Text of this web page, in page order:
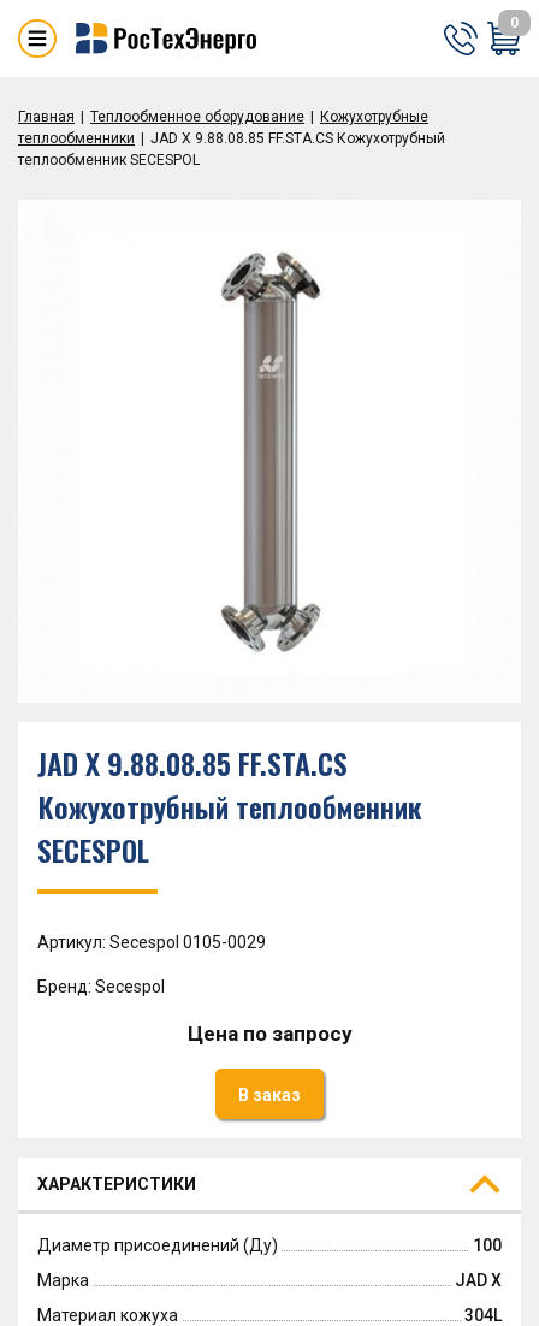
0
Главная Теплообменное оборудование
Кожухотрубные
теплообменники
JAD X 9.88.08.85 FF.STA.CS Кожухотрубный
теплообменник SECESPOL
JAD X 9.88.08.85 FF.STA.CS
Кожухотрубный теплообменник
SECESPOL
Артикул: Secespol 0105-0029
Бренд: Secespol
Цена по запросу
В заказ
ХАРАКТЕРИСТИКИ
Диаметр присоединений (Ду)
100
Марка
JAD X
Материал кожуха
304L